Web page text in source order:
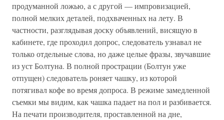
продуманной ложью, а с другой — импровизацией,
полной мелких деталей, подхваченных на лету. В
частности, разглядывая доску объявлений, висящую в
кабинете, где проходил допрос, следователь узнавал не
только отдельные слова, но даже целые фразы, звучавшие
из уст Болтуна. В полной прострации (Болтун уже
отпущен) следователь роняет чашку, из которой
потягивал кофе во время допроса. В режиме замедленной
съемки мы видим, как чашка падает на пол и разбивается.
На печати производителя, проставленной на дне,